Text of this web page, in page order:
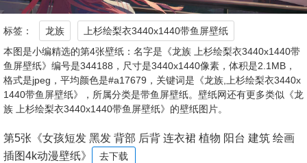
标签： 龙族
上杉绘梨衣3440x1440带鱼屏壁纸
本图是小编精选的第4张壁纸：名字是《龙族 上杉绘梨衣3440x1440带
鱼屏壁纸》编号是344188，尺寸是3440x1440像素，体积是2.1MB，
格式是jpeg，平均颜色是#a17679，关键词是《龙族,上杉绘梨衣3440x
1440带鱼屏壁纸》，所属分类是带鱼屏壁纸。壁纸网还有更多类似《龙
族 上杉绘梨衣3440x1440带鱼屏壁纸》的壁纸图片。
第5张《女孩短发 黑发 背部 后背 连衣裙 植物 阳台 建筑 绘画
插图4k动漫壁纸》
去下载